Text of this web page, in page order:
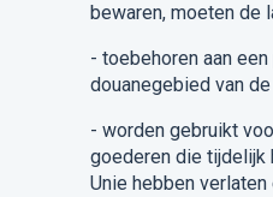
bewaren, moeten de
- toebehoren aan
douanegebied van
- worden gebruikt
goederen die tijdelijk
Unie hebben